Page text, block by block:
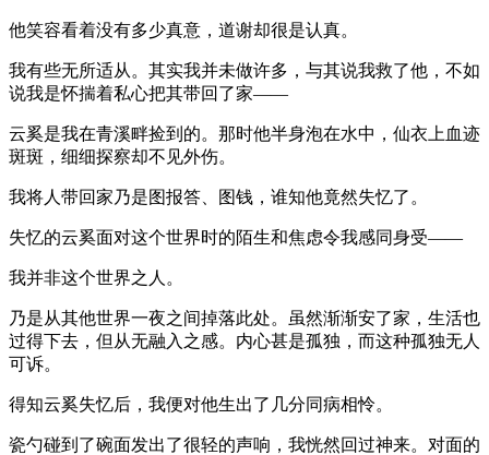
他笑容看着没有多少真意，道谢却很是认真。
我有些无所适从。其实我并未做许多，与其说我救了他，不如
说我是怀揣着私心把其带回了家——
云奚是我在青溪畔捡到的。那时他半身泡在水中，仙衣上血迹
斑斑，细细探察却不见外伤。
我将人带回家乃是图报答、图钱，谁知他竟然失忆了。
失忆的云奚面对这个世界时的陌生和焦虑令我感同身受——
我并非这个世界之人。
乃是从其他世界一夜之间掉落此处。虽然渐渐安了家，生活也
过得下去，但从无融入之感。内心甚是孤独，而这种孤独无人
可诉。
得知云奚失忆后，我便对他生出了几分同病相怜。
瓷勺碰到了碗面发出了很轻的声响，我恍然回过神来。对面的